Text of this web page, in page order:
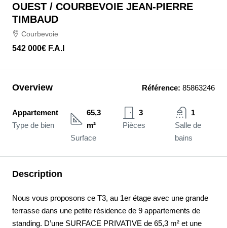
OUEST / COURBEVOIE JEAN-PIERRE
TIMBAUD
Courbevoie
542 000€ F.A.I
Overview Référence: 85863246
Appartement
Type de bien
65,3
m²
Surface
3
Pièces
1
Salle de
bains
Description
Nous vous proposons ce T3, au 1er étage avec une grande
terrasse dans une petite résidence de 9 appartements de
standing. D’une SURFACE PRIVATIVE de 65,3 m² et une